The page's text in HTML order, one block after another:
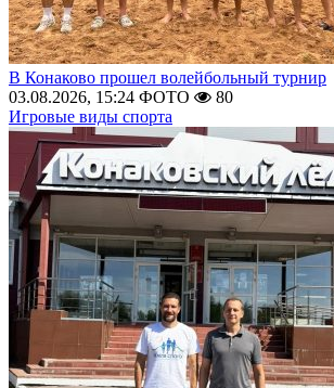
В Конаково прошел волейбольный турнир
03.08.2026, 15:24 ФОТО
80
Игровые виды спорта